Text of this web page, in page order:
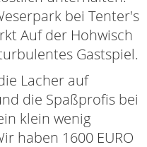
bei Tenter's
Auf der Hohwisch
Gastspiel.
Lacher auf
die Spaßprofis bei
klein wenig
haben 1600 EURO